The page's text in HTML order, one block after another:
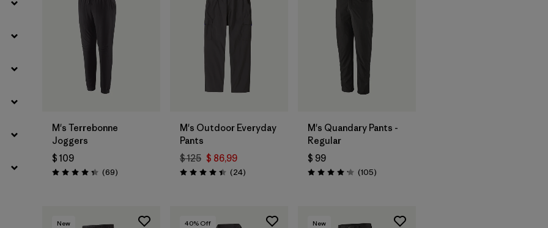
M's Terrebonne
Joggers
$ 109
Valoración: 4.3 / 5
(69Comentarios
)
M's Outdoor Everyday
Pants
$ 125 $ 86,99
Valoración: 4.4 / 5
(24Comentarios
)
M's Quandary Pants -
Regular
$ 99
Valoración: 4.2 / 5
(105Comentarios
)
New 40% Off New